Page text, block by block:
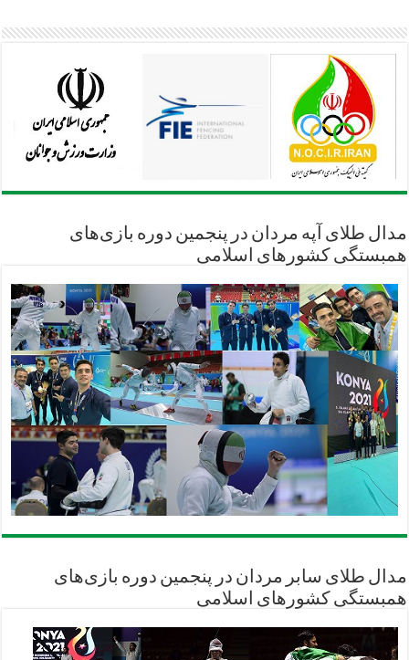
مدال طلای آپه مردان در پنجمین دوره بازی‌های
همبستگی کشورهای اسلامی
مدال طلای سابر مردان در پنجمین دوره بازی‌های
همبستگی کشورهای اسلامی